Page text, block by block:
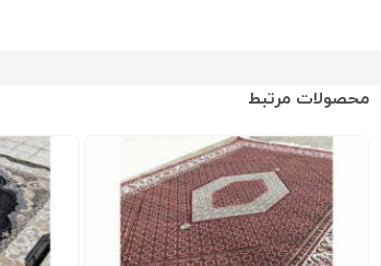
محصولات مرتبط